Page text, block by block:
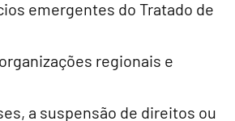
emergentes do Tratado de
regionais e
a suspensão de direitos ou